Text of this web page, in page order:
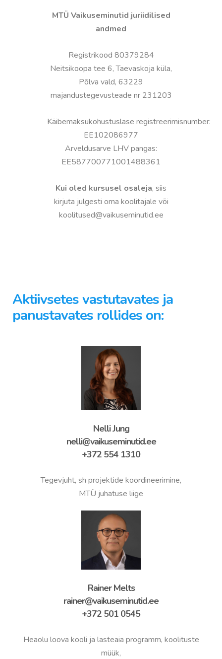
MTÜ Vaikuseminutid juriidilised
andmed
Registrikood 80379284
Neitsikoopa tee 6, Taevaskoja küla,
Põlva vald, 63229
majandustegevusteade nr 231203
Käibemaksukohustuslase registreerimisnumber:
EE102086977
Arveldusarve LHV pangas:
EE587700771001488361
Kui oled kursusel osaleja, siis
kirjuta julgesti oma koolitajale või
koolitused@vaikuseminutid.ee
Aktiivsetes vastutavates ja
panustavates rollides on:
Nelli Jung
nelli@vaikuseminutid.ee
+372 554 1310
Tegevjuht, sh projektide koordineerimine,
MTÜ juhatuse liige
Rainer Melts
rainer@vaikuseminutid.ee
+372 501 0545
Heaolu loova kooli ja lasteaia programm, koolituste
müük,